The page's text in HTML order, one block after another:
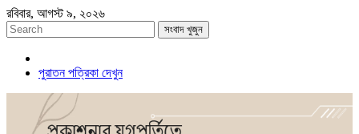
রবিবার, আগস্ট ৯, ২০২৬
সংবাদ খুজুন
পুরাতন পত্রিকা দেখুন